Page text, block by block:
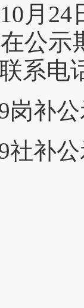
月
公示
系电
岗补
社补